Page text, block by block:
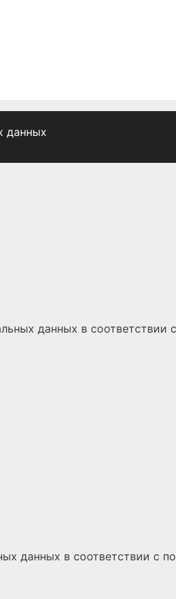
данных
данных в соответствии с
данных в соответствии с